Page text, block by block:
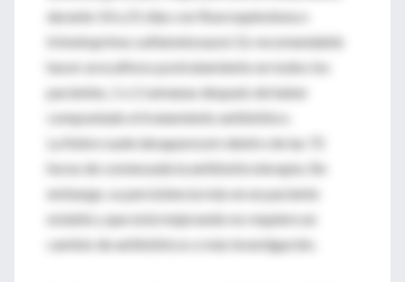
durante 14 a 21 días con fluoroquinolona o
trimetoprima-sulfametoxazol. Es recomendable
hacer urocultivos postratamiento en todos los
pacientes, 1 o 2 semanas después de haber
compoetado el tratamiento antibiótico.
La fiebre suele desaparecern dentro de las 72
horas de comenzada la antibioticoterapia. Sin
embargo, su persistencia más en un paciente
estable y que está mejorando no requiere un
cambio de antibióticos o más investigación.